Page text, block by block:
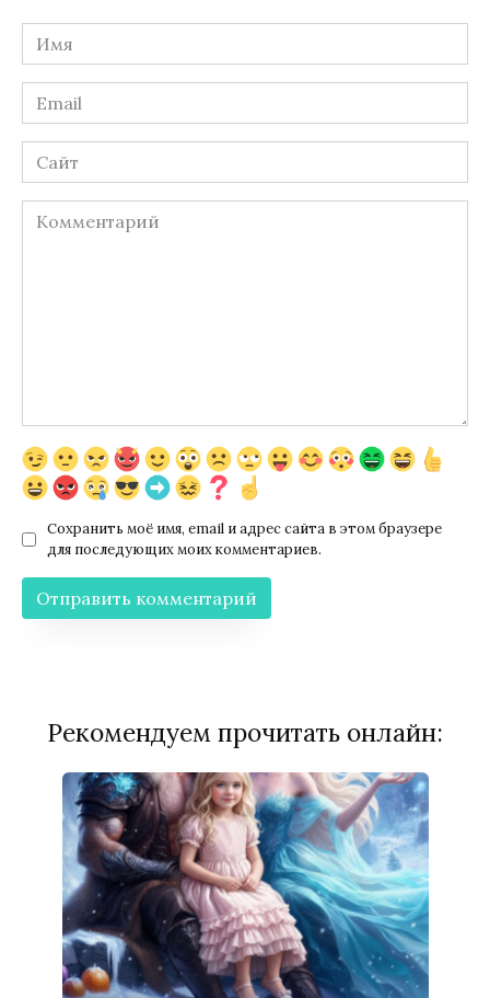
Имя
*
Email
*
Сайт
Комментарий
Сохранить моё имя, email и адрес сайта в этом браузере
для последующих моих комментариев.
Рекомендуем прочитать онлайн: